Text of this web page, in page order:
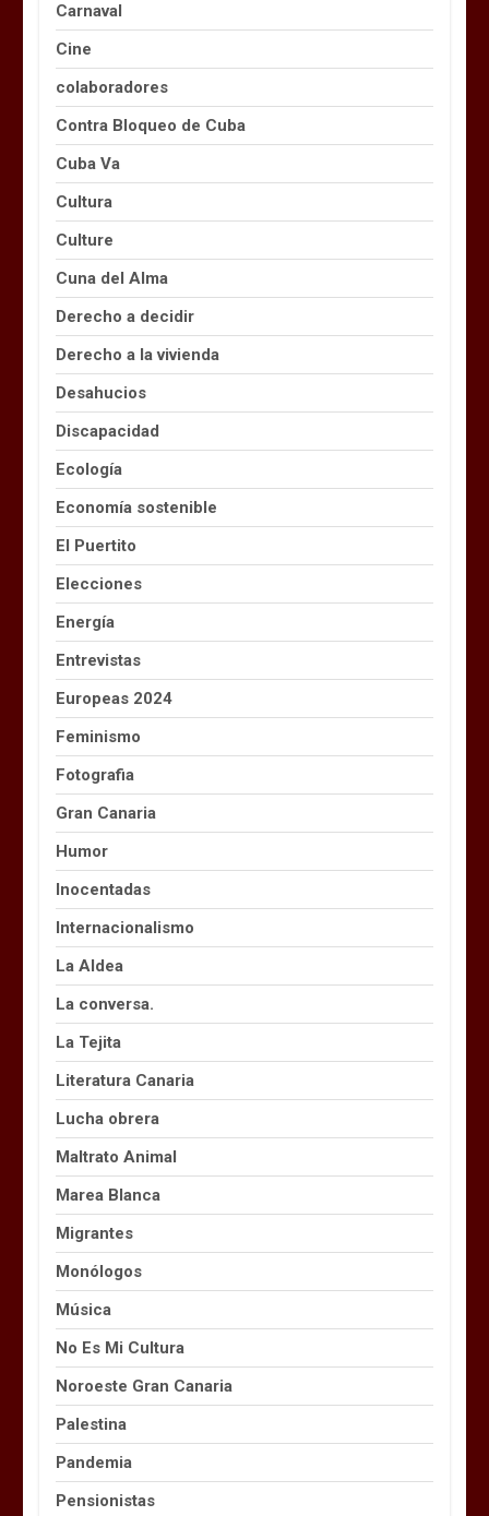
Carnaval
Cine
colaboradores
Contra Bloqueo de Cuba
Cuba Va
Cultura
Culture
Cuna del Alma
Derecho a decidir
Derecho a la vivienda
Desahucios
Discapacidad
Ecología
Economía sostenible
El Puertito
Elecciones
Energía
Entrevistas
Europeas 2024
Feminismo
Fotografia
Gran Canaria
Humor
Inocentadas
Internacionalismo
La Aldea
La conversa.
La Tejita
Literatura Canaria
Lucha obrera
Maltrato Animal
Marea Blanca
Migrantes
Monólogos
Música
No Es Mi Cultura
Noroeste Gran Canaria
Palestina
Pandemia
Pensionistas